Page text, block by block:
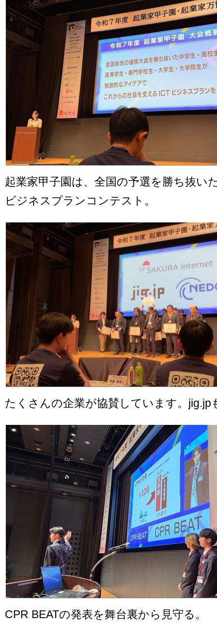
起業家甲子園は、全国の予選を勝ち抜い
ビジネスプランコンテスト。
たくさんの企業が協賛しています。jig.jp
CPR BEATの発表を舞台裏から見守る。